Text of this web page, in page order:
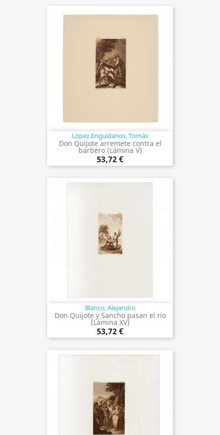
López Enguídanos, Tomás
Don Quijote arremete contra el
barbero (Lámina V)
53,72 €
Blanco, Alejandro
Don Quijote y Sancho pasan el río
(Lámina XV)
53,72 €